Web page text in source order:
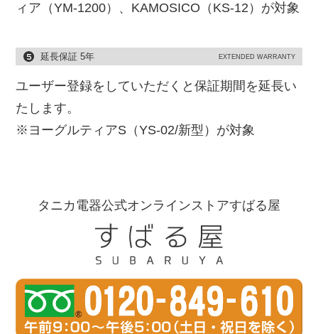
ィア（YM-1200）、KAMOSICO（KS-12）が対象
延長保証 5年 EXTENDED WARRANTY
ユーザー登録をしていただくと保証期間を延長い
たします。
※ヨーグルティアS（YS-02/新型）が対象
タニカ電器公式オンラインストアすばる屋